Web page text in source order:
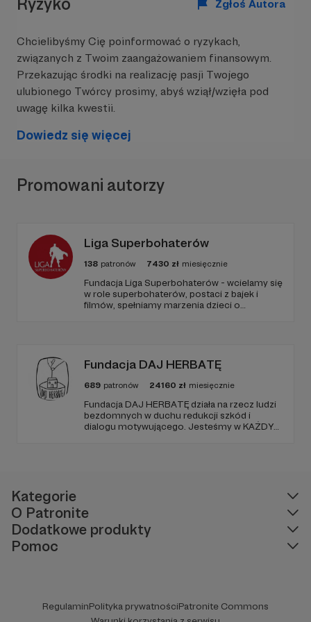
Zgłoś Autora
Chcielibyśmy Cię poinformować o ryzykach,
związanych z Twoim zaangażowaniem finansowym.
Przekazując środki na realizację pasji Twojego
ulubionego Twórcy prosimy, abyś wziął/wzięła pod
uwagę kilka kwestii.
Dowiedz się więcej
Promowani autorzy
Liga Superbohaterów
138 patronów 7430 zł miesięcznie
Fundacja Liga Superbohaterów - wcielamy się
w role superbohaterów, postaci z bajek i
filmów, spełniamy marzenia dzieci o
Fundacja DAJ HERBATĘ
689 patronów 24160 zł miesięcznie
Fundacja DAJ HERBATĘ działa na rzecz ludzi
bezdomnych w duchu redukcji szkód i
dialogu motywującego. Jesteśmy w KAŻDY
Kategorie
O Patronite
Dodatkowe produkty
Pomoc
RegulaminPolityka prywatnościPatronite Commons